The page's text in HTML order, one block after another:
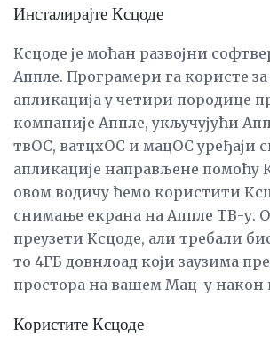
Инсталирајте Ксцоде
Ксцоде је моћан развојни
Аппле. Програмери га користе
апликација у четири породице
компаније Аппле, укључујући
твОС, ватцхОС и мацОС уређаји
апликације направљене помоћу
овом водичу ћемо користити
снимање екрана на Аппле ТВ-у.
преузети Ксцоде, али требали
то 4ГБ довнлоад који заузима
простора на вашем Мац-у након
Користите Ксцоде